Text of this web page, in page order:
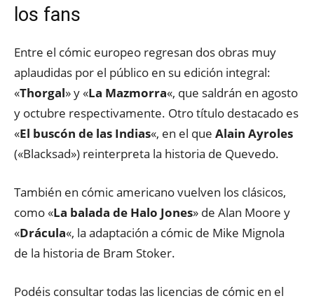
los fans
Entre el cómic europeo regresan dos obras muy
aplaudidas por el público en su edición integral:
«Thorgal» y «La Mazmorra«, que saldrán en agosto
y octubre respectivamente. Otro título destacado es
«El buscón de las Indias«, en el que Alain Ayroles
(«Blacksad») reinterpreta la historia de Quevedo.
También en cómic americano vuelven los clásicos,
como «La balada de Halo Jones» de Alan Moore y
«Drácula«, la adaptación a cómic de Mike Mignola
de la historia de Bram Stoker.
Podéis consultar todas las licencias de cómic en el